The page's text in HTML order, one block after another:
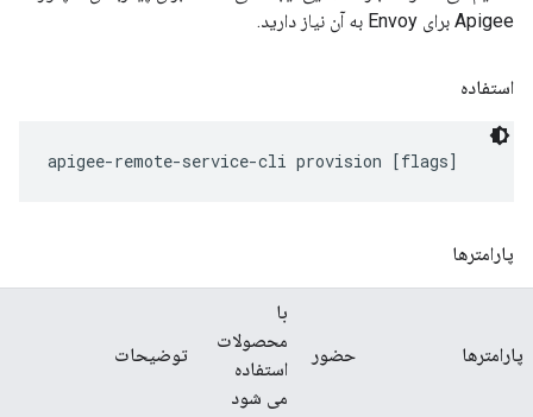
Apigee برای Envoy به آن نیاز دارید.
استفاده
apigee-remote-service-cli provision [flags]
پارامترها
پارامترها حضور
با
محصولات
استفاده
می شود
توضیحات